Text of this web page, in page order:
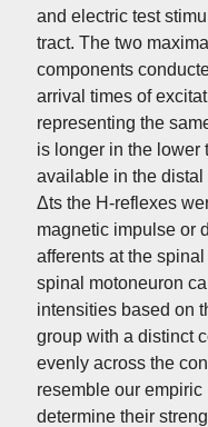
and electric test
tract. The two
components
arrival times of
representing the
is longer in the lower
available in the distal
Δts the H-reflexes
magnetic impulse or
afferents at the
spinal motoneuron
intensities based on
group with a distinct
evenly across the
resemble our
determine their